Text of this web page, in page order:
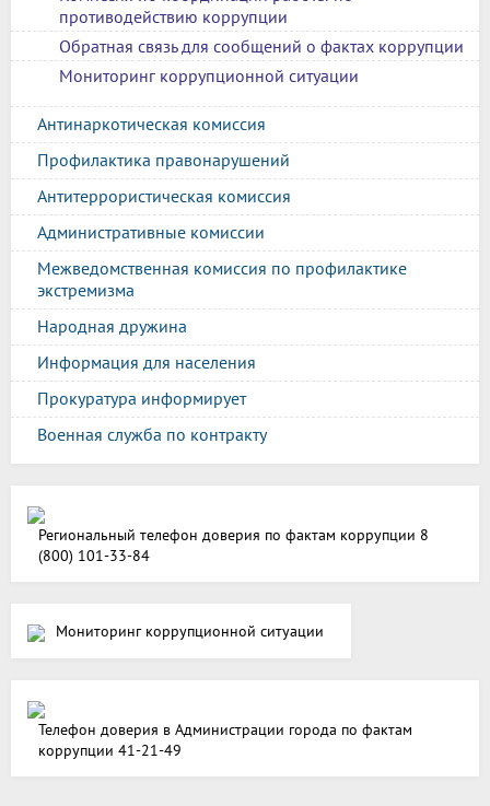
противодействию коррупции
Обратная связь для сообщений о фактах коррупции
Мониторинг коррупционной ситуации
Антинаркотическая комиссия
Профилактика правонарушений
Антитеррористическая комиссия
Административные комиссии
Межведомственная комиссия по профилактике
экстремизма
Народная дружина
Информация для населения
Прокуратура информирует
Военная служба по контракту
Региональный телефон доверия по фактам коррупции 8
(800) 101-33-84
Мониторинг коррупционной ситуации
Телефон доверия в Администрации города по фактам
коррупции 41-21-49